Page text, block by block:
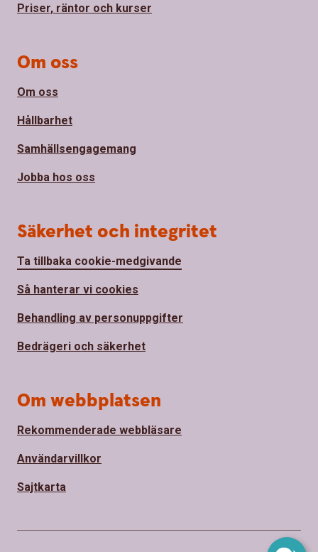
Priser, räntor och kurser
Om oss
Om oss
Hållbarhet
Samhällsengagemang
Jobba hos oss
Säkerhet och integritet
Ta tillbaka cookie-medgivande
Så hanterar vi cookies
Behandling av personuppgifter
Bedrägeri och säkerhet
Om webbplatsen
Rekommenderade webbläsare
Användarvillkor
Sajtkarta